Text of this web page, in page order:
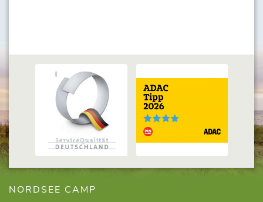
NORDSEE CAMP